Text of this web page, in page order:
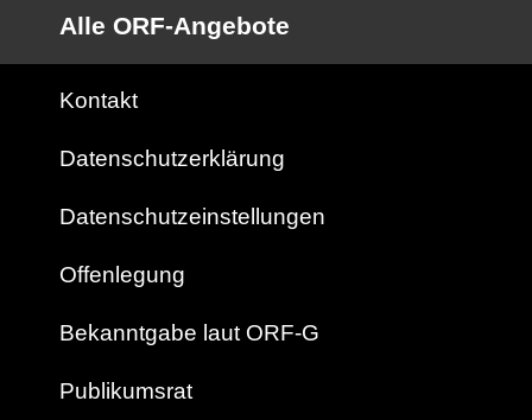
Alle ORF-Angebote
Kontakt
Datenschutzerklärung
Datenschutzeinstellungen
Offenlegung
Bekanntgabe laut ORF-G
Publikumsrat